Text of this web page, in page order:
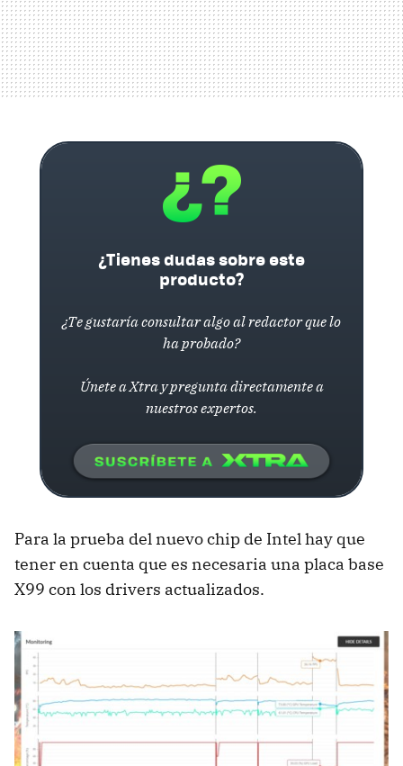
¿Tienes dudas sobre este
producto?
¿Te gustaría consultar algo al redactor que lo
ha probado?
Únete a Xtra y pregunta directamente a
nuestros expertos.
Para la prueba del nuevo chip de Intel hay que
tener en cuenta que es necesaria una placa base
X99 con los drivers actualizados.